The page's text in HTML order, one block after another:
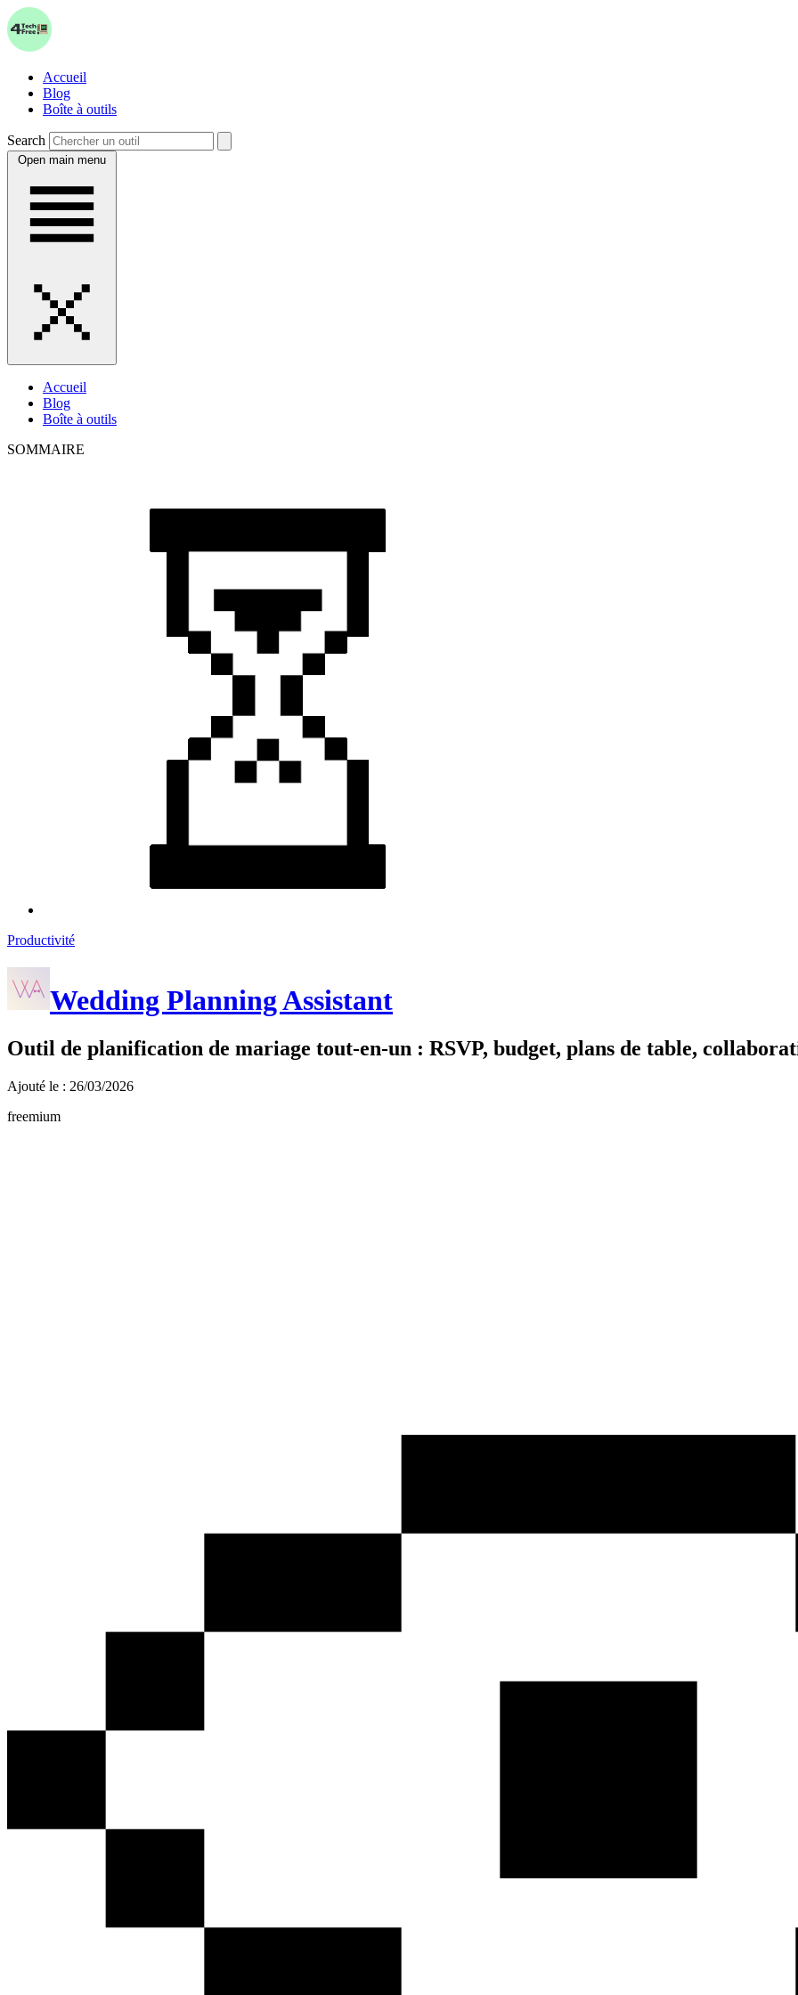
Accueil
Blog
Boîte à outils
Search
Open main menu
Accueil
Blog
Boîte à outils
SOMMAIRE
Productivité
Wedding Planning Assistant
Outil de planification de mariage tout-en-un : RSVP, budget, plans de table,
Ajouté le : 26/03/2026
freemium